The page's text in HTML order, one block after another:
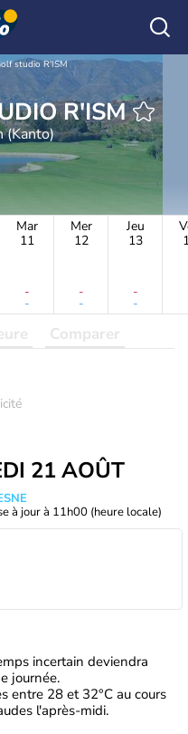
studio R'ISM
STUDIO R'ISM
(Kanto)
Mar
11
-
-
Mer
12
-
-
Jeu
13
-
-
Comparer
21 AOÛT
à jour à 11h00 (heure locale)
incertain deviendra
journée.
entre 28 et 32°C au cours
l'après-midi.